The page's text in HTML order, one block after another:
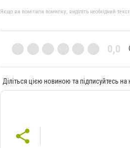
Якщо ви помітили помилку, виділіть необхідний
0,0
Діліться цією новиною та підписуйтесь на